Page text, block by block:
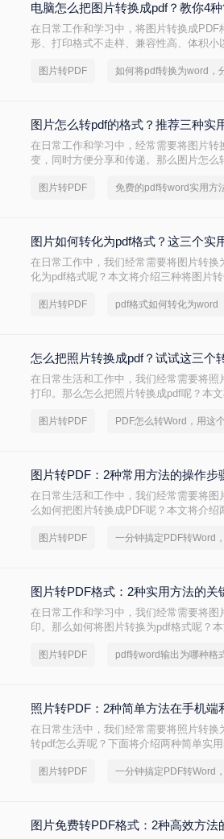
电脑怎么把图片转换成pdf？教你4种
在日常工作和学习中，将图片转换成
形、打印格式不走样、兼容性高、体积
图片转PDF
图片怎么转pdf的格式？推荐三种实
在日常工作和学习中，经常需要将图片
变，同时方便分享和传递。那么图片怎
图片转PDF 免费的pdf转word实用方
图片如何转化为pdf格式？这三个实
在日常工作中，我们经常需要将图片转
化为pdf格式呢？本文将介绍三种将图片
图片转PDF pdf格式如何转化为word
怎么把照片转换成pdf？试试这三个
在日常生活和工作中，我们经常需要将
打印。那么怎么把照片转换成pdf呢？本
图片转PDF
图片转PDF：2种常用方法的操作步
在日常生活和工作中，我们经常需要将
么如何把图片转换成PDF呢？本文将介绍
图片转PDF
图片转PDF格式：2种实用方法的关
在日常工作和学习中，我们经常需要将
印。那么如何将图片转换为pdf格式呢？
图片转PDF pdf转word输出为哪种格
照片转PDF：2种简单方法在手机端
在日常生活中，我们经常需要将照片转
转pdf怎么弄呢？下面将介绍两种简单实
图片转PDF
图片免费转PDF格式：2种高效方法